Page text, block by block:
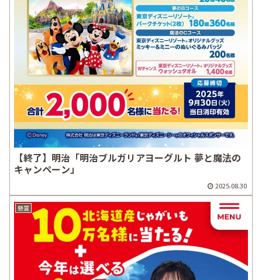
【終了】明治「明治ブルガリアヨーグルト 夢と魔法の
キャンペーン」
2025.08.30
懸賞